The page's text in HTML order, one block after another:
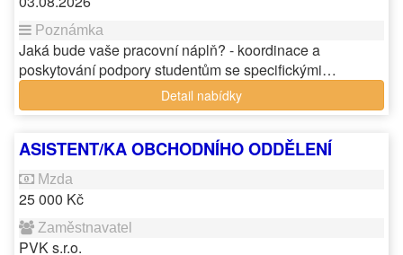
Jaká bude vaše pracovní náplň? - koordinace a
poskytování podpory studentům se specifickými…
Detail nabídky
ASISTENT/KA OBCHODNÍHO ODDĚLENÍ
25 000 Kč
PVK s.r.o.